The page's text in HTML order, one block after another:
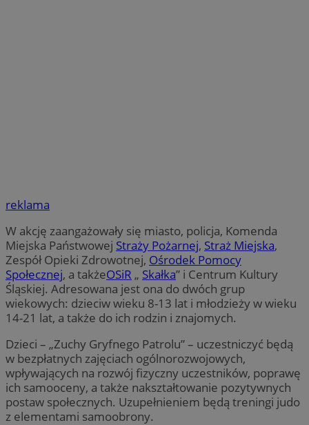
reklama
W akcję zaangażowały się miasto, policja, Komenda
Miejska Państwowej Straży Pożarnej, Straż Miejska,
Zespół Opieki Zdrowotnej, Ośrodek Pomocy
Społecznej, a takżeOSiR „ Skałka” i Centrum Kultury
Śląskiej. Adresowana jest ona do dwóch grup
wiekowych: dzieciw wieku 8-13 lat i młodzieży w wieku
14-21 lat, a także do ich rodzin i znajomych.
Dzieci – „Zuchy Gryfnego Patrolu” – uczestniczyć będą
w bezpłatnych zajęciach ogólnorozwojowych,
wpływających na rozwój fizyczny uczestników, poprawę
ich samooceny, a także nakształtowanie pozytywnych
postaw społecznych. Uzupełnieniem będą treningi judo
z elementami samoobrony.